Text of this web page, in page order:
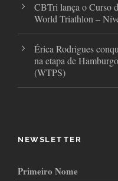
CBTri lança o Curso
World Triathlon –
Érica Rodrigues
na etapa de
(WTPS)
NEWSLETTER
Primeiro Nome